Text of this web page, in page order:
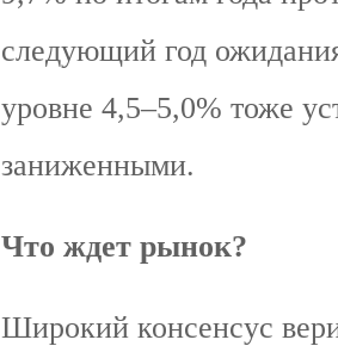
следующий год
уровне 4,5–5,0% тоже
заниженными.
Что ждет рынок?
Широкий консенсус